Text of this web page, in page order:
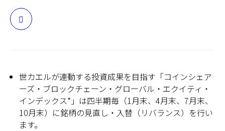
世カエルが連動する投資成果を目指す「コインシェア
ーズ・ブロックチェーン・グローバル・エクイティ・
インデックス*」は四半期毎（1月末、4月末、7月末、
10月末）に銘柄の見直し・入替（リバランス）を行い
ます。